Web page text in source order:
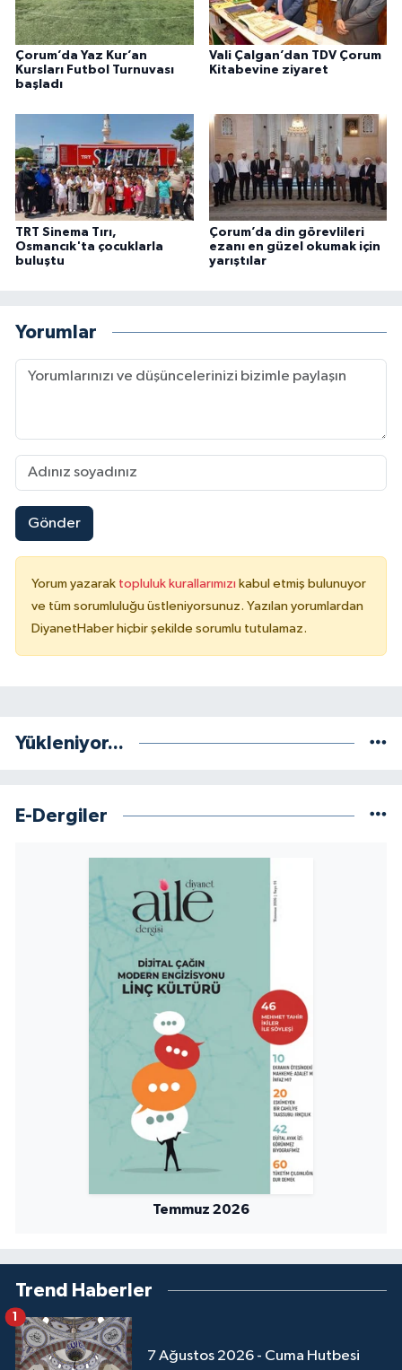
Çorum’da Yaz Kur’an
Kursları Futbol Turnuvası
başladı
Vali Çalgan’dan TDV Çorum
Kitabevine ziyaret
TRT Sinema Tırı,
Osmancık'ta çocuklarla
buluştu
Çorum’da din görevlileri
ezanı en güzel okumak için
yarıştılar
Yorumlar
Gönder
Yorum yazarak topluluk kurallarımızı kabul etmiş bulunuyor
ve tüm sorumluluğu üstleniyorsunuz. Yazılan yorumlardan
DiyanetHaber hiçbir şekilde sorumlu tutulamaz.
Yükleniyor...
E-Dergiler
Temmuz 2026
Trend Haberler
7 Ağustos 2026 - Cuma Hutbesi
1
Konya Müftülüğü
Kütahya Müftülüğü
Malatya Müftülüğü
Manisa Müftülüğü
Mardin Müftülüğü
Mersin Müftülüğü
Muş Müftülüğü
Ordu Müftülüğü
Osmaniye Müftülüğü
Rize Müftülüğü
Sakarya Müftülüğü
Sivas Müftülüğü
Şanlıurfa Müftülüğü
Şırnak Müftülüğü
Tekirdağ Müftülüğü
Tokat Müftülüğü
Trabzon Müftülüğü
Tunceli Müftülüğü
Uşak Müftülüğü
Zonguldak Müftülüğü